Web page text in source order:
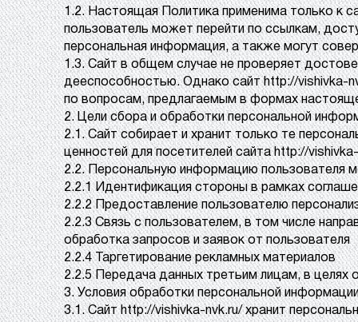
1.2. Настоящая Политика применима только к
пользователь может перейти по ссылкам,
персональная информация, а также могут
1.3. Сайт в общем случае не проверяет
дееспособностью. Однако сайт http://vishivka-
по вопросам, предлагаемым в формах
2. Цели сбора и обработки персональной
2.1. Сайт собирает и хранит только те
ценностей для посетителей сайта http://
2.2. Персональную информацию пользователя
2.2.1 Идентификация стороны в рамках
2.2.2 Предоставление пользователю
2.2.3 Связь с пользователем, в том числе
обработка запросов и заявок от пользователя
2.2.4 Таргетирование рекламных материалов
2.2.5 Передача данных третьим лицам, в целях
3. Условия обработки персональной
3.1. Сайт http://vishivka-nvk.ru/ хранит